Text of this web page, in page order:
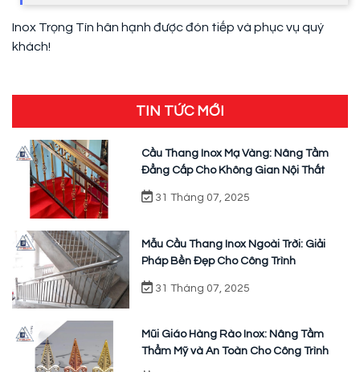
Inox Trọng Tín hân hạnh được đón tiếp và phục vụ quý
khách!
TIN TỨC MỚI
Cầu Thang Inox Mạ Vàng: Nâng Tầm
Đẳng Cấp Cho Không Gian Nội Thất
31 Tháng 07, 2025
Mẫu Cầu Thang Inox Ngoài Trời: Giải
Pháp Bền Đẹp Cho Công Trình
31 Tháng 07, 2025
Mũi Giáo Hàng Rào Inox: Nâng Tầm
Thẩm Mỹ và An Toàn Cho Công Trình